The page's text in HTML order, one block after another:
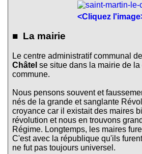
<Cliquez
■ La mairie
Le centre administratif communal de
Châtel se situe dans la mairie de
commune.
Nous pensons souvent et
nés de la grande et sanglante
croyance car il existait des maires
révolution et nous en trouvons
Régime. Longtemps, les maires
C'est avec la république qu'ils
ne fut pas toujours universel.